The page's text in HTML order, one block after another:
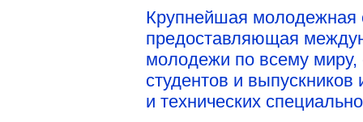
Крупнейшая молодежная
предоставляющая
молодежи по всему миру,
студентов и
и технических